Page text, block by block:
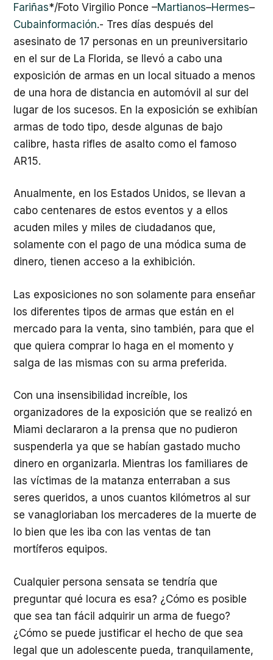
Fariñas*/Foto Virgilio Ponce –Martianos–Hermes–
Cubainformación.- Tres días después del
asesinato de 17 personas en un preuniversitario
en el sur de La Florida, se llevó a cabo una
exposición de armas en un local situado a menos
de una hora de distancia en automóvil al sur del
lugar de los sucesos. En la exposición se exhibían
armas de todo tipo, desde algunas de bajo
calibre, hasta rifles de asalto como el famoso
AR15.
Anualmente, en los Estados Unidos, se llevan a
cabo centenares de estos eventos y a ellos
acuden miles y miles de ciudadanos que,
solamente con el pago de una módica suma de
dinero, tienen acceso a la exhibición.
Las exposiciones no son solamente para enseñar
los diferentes tipos de armas que están en el
mercado para la venta, sino también, para que el
que quiera comprar lo haga en el momento y
salga de las mismas con su arma preferida.
Con una insensibilidad increíble, los
organizadores de la exposición que se realizó en
Miami declararon a la prensa que no pudieron
suspenderla ya que se habían gastado mucho
dinero en organizarla. Mientras los familiares de
las víctimas de la matanza enterraban a sus
seres queridos, a unos cuantos kilómetros al sur
se vanagloriaban los mercaderes de la muerte de
lo bien que les iba con las ventas de tan
mortíferos equipos.
Cualquier persona sensata se tendría que
preguntar qué locura es esa? ¿Cómo es posible
que sea tan fácil adquirir un arma de fuego?
¿Cómo se puede justificar el hecho de que sea
legal que un adolescente pueda, tranquilamente,